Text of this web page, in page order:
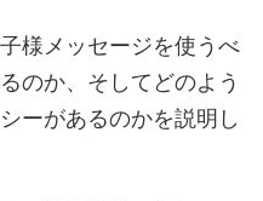
様メッセージを使うべ
のか、そしてどのよう
ーがあるのかを説明し